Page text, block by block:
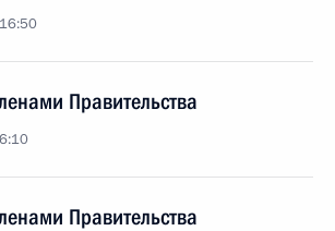
Правительства
Правительства